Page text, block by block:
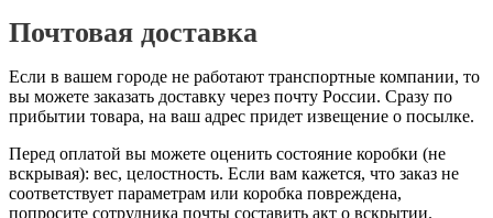
Почтовая доставка
Если в вашем городе не работают транспортные компании, то
вы можете заказать доставку через почту России. Сразу по
прибытии товара, на ваш адрес придет извещение о посылке.
Перед оплатой вы можете оценить состояние коробки (не
вскрывая): вес, целостность. Если вам кажется, что заказ не
соответствует параметрам или коробка повреждена,
попросите сотрудника почты составить акт о вскрытии.